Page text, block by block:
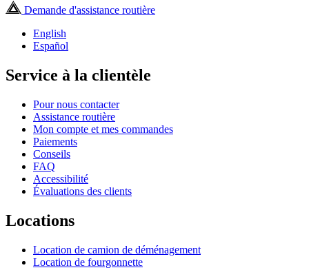
Demande d'assistance routière
English
Español
Service à la clientèle
Pour nous contacter
Assistance routière
Mon compte et mes commandes
Paiements
Conseils
FAQ
Accessibilité
Évaluations des clients
Locations
Location de camion de déménagement
Location de fourgonnette